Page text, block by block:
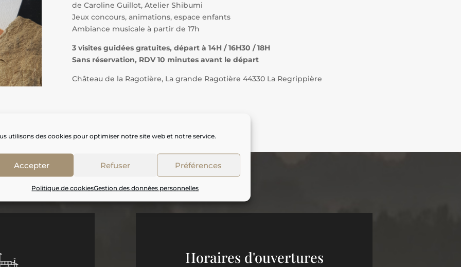
utilisons des cookies pour optimiser notre site web et notre service.
Accepter Refuser Préférences
Politique de cookiesGestion des données personnelles
de Caroline Guillot, Atelier Shibumi
Jeux concours, animations, espace enfants
Ambiance musicale à partir de 17h
3 visites guidées gratuites, départ à 14H / 16H30 / 18H
Sans réservation, RDV 10 minutes avant le départ
Château de la Ragotière, La grande Ragotière 44330 La Regrippière
Horaires d'ouvertures